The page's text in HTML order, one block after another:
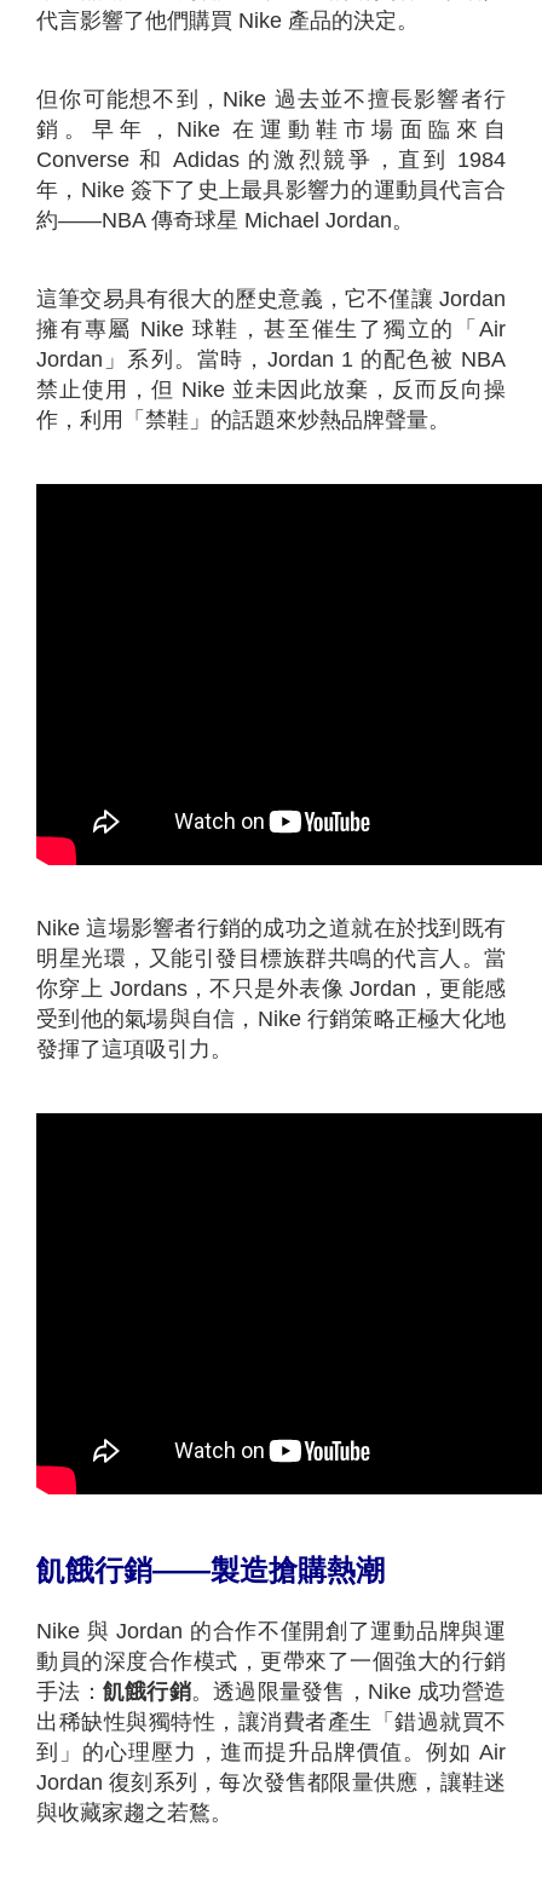
代言影響了他們購買 Nike 產品的決定。
但你可能想不到，Nike 過去並不擅長影響者行
銷。早年，Nike 在運動鞋市場面臨來自
Converse 和 Adidas 的激烈競爭，直到 1984
年，Nike 簽下了史上最具影響力的運動員代言合
約——NBA 傳奇球星 Michael Jordan。
這筆交易具有很大的歷史意義，它不僅讓 Jordan
擁有專屬 Nike 球鞋，甚至催生了獨立的「Air
Jordan」系列。當時，Jordan 1 的配色被 NBA
禁止使用，但 Nike 並未因此放棄，反而反向操
作，利用「禁鞋」的話題來炒熱品牌聲量。
Nike 這場影響者行銷的成功之道就在於找到既有
明星光環，又能引發目標族群共鳴的代言人。當
你穿上 Jordans，不只是外表像 Jordan，更能感
受到他的氣場與自信，Nike 行銷策略正極大化地
發揮了這項吸引力。
飢餓行銷——製造搶購熱潮
Nike 與 Jordan 的合作不僅開創了運動品牌與運
動員的深度合作模式，更帶來了一個強大的行銷
手法： 飢餓行銷。透過限量發售，Nike 成功營造
出稀缺性與獨特性，讓消費者產生「錯過就買不
到」的心理壓力，進而提升品牌價值。例如 Air
Jordan 復刻系列，每次發售都限量供應，讓鞋迷
與收藏家趨之若鶩。